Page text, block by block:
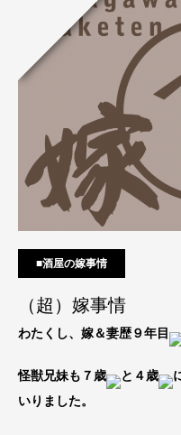
■酒屋の嫁事情
（超）嫁事情
わたくし、嫁＆妻歴９年目
怪獣兄妹も７歳 と４歳
いりました。